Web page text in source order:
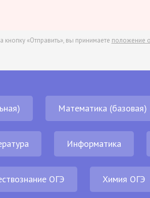
кнопку «Отправить», вы принимаете положение
Математика (базовая)
Информатика
ОГЭ Химия ОГЭ